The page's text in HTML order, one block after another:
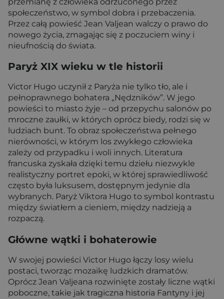
społeczeństwo, w symbol dobra i przebaczenia.
Przez całą powieść Jean Valjean walczy o prawo do
nowego życia, zmagając się z poczuciem winy i
nieufnością do świata.
Paryż XIX wieku w tle historii
Victor Hugo uczynił z Paryża nie tylko tło, ale i
pełnoprawnego bohatera „Nędzników”. W jego
powieści to miasto żyje – od przepychu salonów po
mroczne zaułki, w których oprócz biedy, rodzi się w
ludziach bunt. To obraz społeczeństwa pełnego
nierówności, w którym los zwykłego człowieka
zależy od przypadku i woli innych. Literatura
francuska zyskała dzięki temu dziełu niezwykle
realistyczny portret epoki, w której sprawiedliwość
często była luksusem, dostępnym jedynie dla
wybranych. Paryż Viktora Hugo to symbol kontrastu
między światłem a cieniem, między nadzieją a
rozpaczą.
Główne wątki i bohaterowie
W swojej powieści Victor Hugo łączy losy wielu
postaci, tworząc mozaikę ludzkich dramatów.
Oprócz Jean Valjeana rozwinięte zostały liczne wątki
poboczne, takie jak tragiczna historia Fantyny i jej